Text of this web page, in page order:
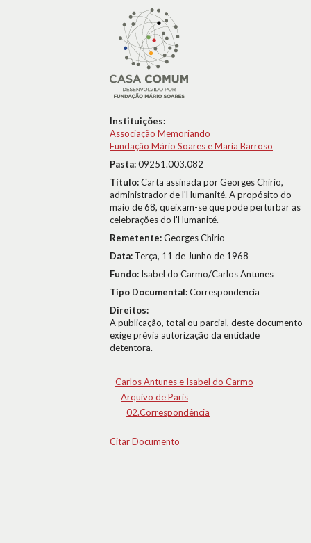
Instituições:
Associação Memoriando
Fundação Mário Soares e Maria Barroso
Pasta:09251.003.082
Título:Carta assinada por Georges Chirio,
administrador de l'Humanité. A propósito do
maio de 68, queixam-se que pode perturbar as
celebrações do l'Humanité.
Remetente:Georges Chirio
Data: Terça, 11 de Junho de 1968
Fundo: Isabel do Carmo/Carlos Antunes
Tipo Documental:Correspondencia
Direitos:
A publicação, total ou parcial, deste documento
exige prévia autorização da entidade
detentora.
Carlos Antunes e Isabel do Carmo
Arquivo de Paris
02.Correspondência
Citar Documento